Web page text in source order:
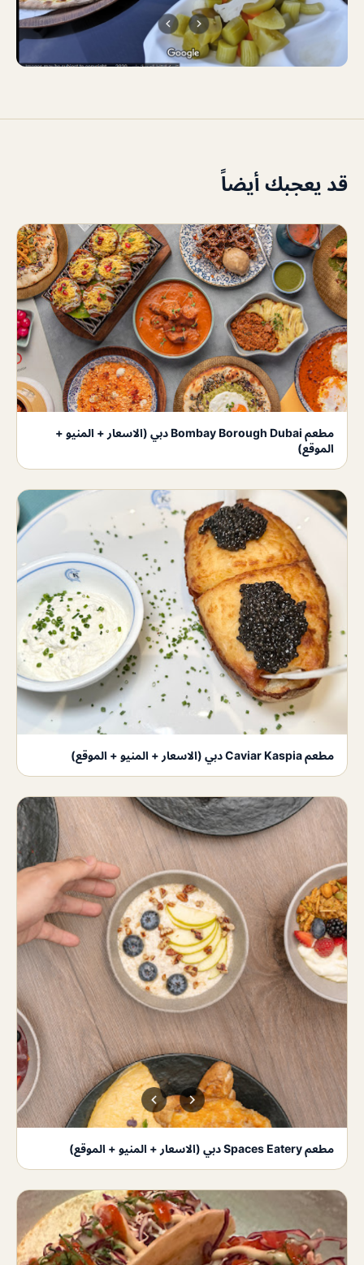
قد يعجبك أيضاً
مطعم Bombay Borough Dubai دبي (الاسعار + المنيو +
الموقع)
مطعم Caviar Kaspia دبي (الاسعار + المنيو + الموقع)
مطعم Spaces Eatery دبي (الاسعار + المنيو + الموقع)